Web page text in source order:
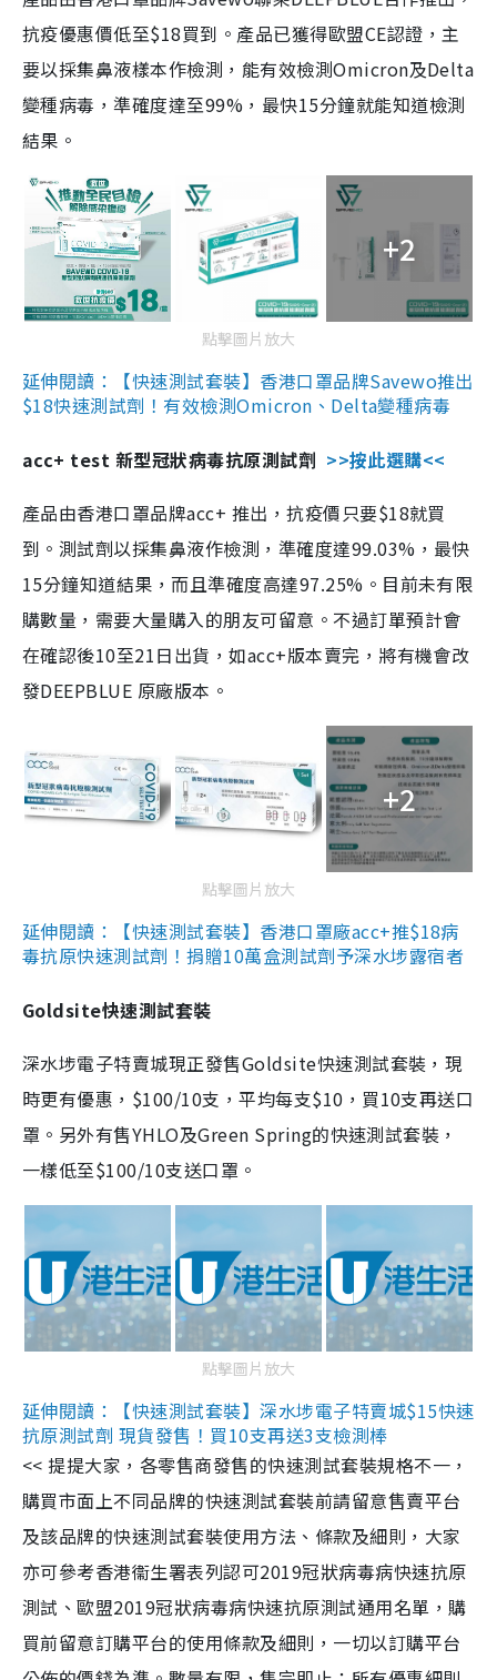
抗疫優惠價低至$18買到。產品已獲得歐盟CE認證，主
要以採集鼻液樣本作檢測，能有效檢測Omicron及Delta
變種病毒，準確度達至99%，最快15分鐘就能知道檢測
結果。
+2
點擊圖片放大
延伸閱讀：【快速測試套裝】香港口罩品牌Savewo推出
$18快速測試劑！有效檢測Omicron、Delta變種病毒
acc+ test 新型冠狀病毒抗原測試劑 >>按此選購<<
產品由香港口罩品牌acc+ 推出，抗疫價只要$18就買
到。測試劑以採集鼻液作檢測，準確度達99.03%，最快
15分鐘知道結果，而且準確度高達97.25%。目前未有限
購數量，需要大量購入的朋友可留意。不過訂單預計會
在確認後10至21日出貨，如acc+版本賣完，將有機會改
發DEEPBLUE 原廠版本。
+2
點擊圖片放大
延伸閱讀：【快速測試套裝】香港口罩廠acc+推$18病
毒抗原快速測試劑！捐贈10萬盒測試劑予深水埗露宿者
Goldsite快速測試套裝
深水埗電子特賣城現正發售Goldsite快速測試套裝，現
時更有優惠，$100/10支，平均每支$10，買10支再送口
罩。另外有售YHLO及Green Spring的快速測試套裝，
一樣低至$100/10支送口罩。
點擊圖片放大
延伸閱讀：【快速測試套裝】深水埗電子特賣城$15快速
抗原測試劑 現貨發售！買10支再送3支檢測棒
<< 提提大家，各零售商發售的快速測試套裝規格不一，
購買市面上不同品牌的快速測試套裝前請留意售賣平台
及該品牌的快速測試套裝使用方法、條款及細則，大家
亦可參考香港衞生署表列認可2019冠狀病毒病快速抗原
測試、歐盟2019冠狀病毒病快速抗原測試通用名單，購
買前留意訂購平台的使用條款及細則，一切以訂購平台